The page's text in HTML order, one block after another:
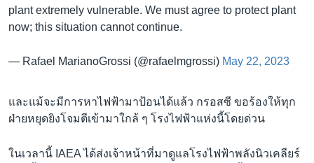
plant extremely vulnerable. We must agree to protect plant
now; this situation cannot continue.
— Rafael MarianoGrossi (@rafaelmgrossi) May 22, 2023
และแม้จะมีการหาไฟฟ้ามาป้อนได้แล้ว กรอสซี ขอร้องให้ทุก
ฝ่ายหยุดยิงโจมตีเข้ามาใกล้ ๆ โรงไฟฟ้าแห่งนี้โดยด่วน
ในเวลานี้ IAEA ได้ส่งเจ้าหน้าที่มาดูแลโรงไฟฟ้าพลังนิวเคลียร์